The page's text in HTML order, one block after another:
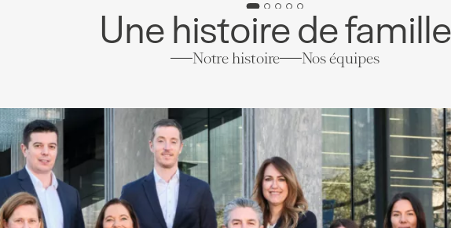
Une histoire de famille
Notre histoire Nos équipes